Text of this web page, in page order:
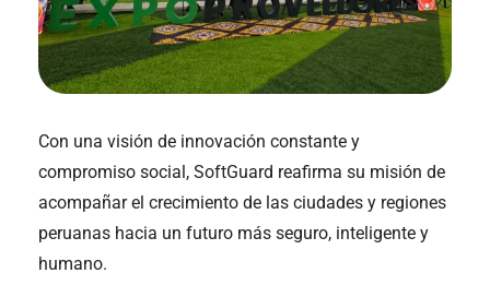
Con una visión de innovación constante y
compromiso social, SoftGuard reafirma su misión de
acompañar el crecimiento de las ciudades y regiones
peruanas hacia un futuro más seguro, inteligente y
humano.